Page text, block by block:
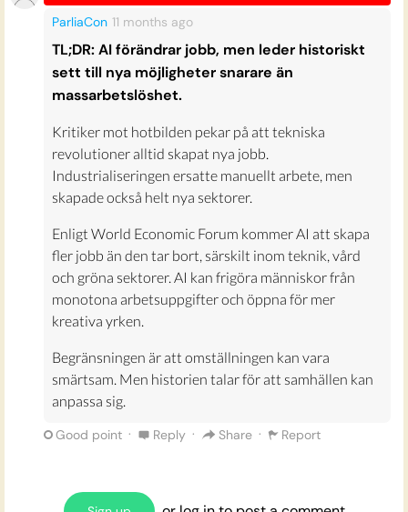
ParliaCon 11 months ago
TL;DR: AI förändrar jobb, men leder historiskt
sett till nya möjligheter snarare än
massarbetslöshet.
Kritiker mot hotbilden pekar på att tekniska
revolutioner alltid skapat nya jobb.
Industrialiseringen ersatte manuellt arbete, men
skapade också helt nya sektorer.
Enligt World Economic Forum kommer AI att skapa
fler jobb än den tar bort, särskilt inom teknik, vård
och gröna sektorer. AI kan frigöra människor från
monotona arbetsuppgifter och öppna för mer
kreativa yrken.
Begränsningen är att omställningen kan vara
smärtsam. Men historien talar för att samhällen kan
anpassa sig.
Good point · Reply · Share · Report